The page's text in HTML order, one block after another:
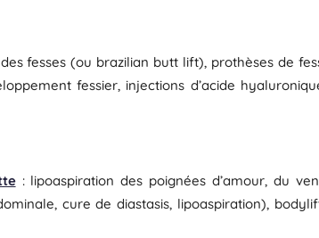
fesses (ou brazilian butt lift), prothèses de
fessier, injections d’acide
: lipoaspiration des poignées d’amour, du
cure de diastasis, lipoaspiration),